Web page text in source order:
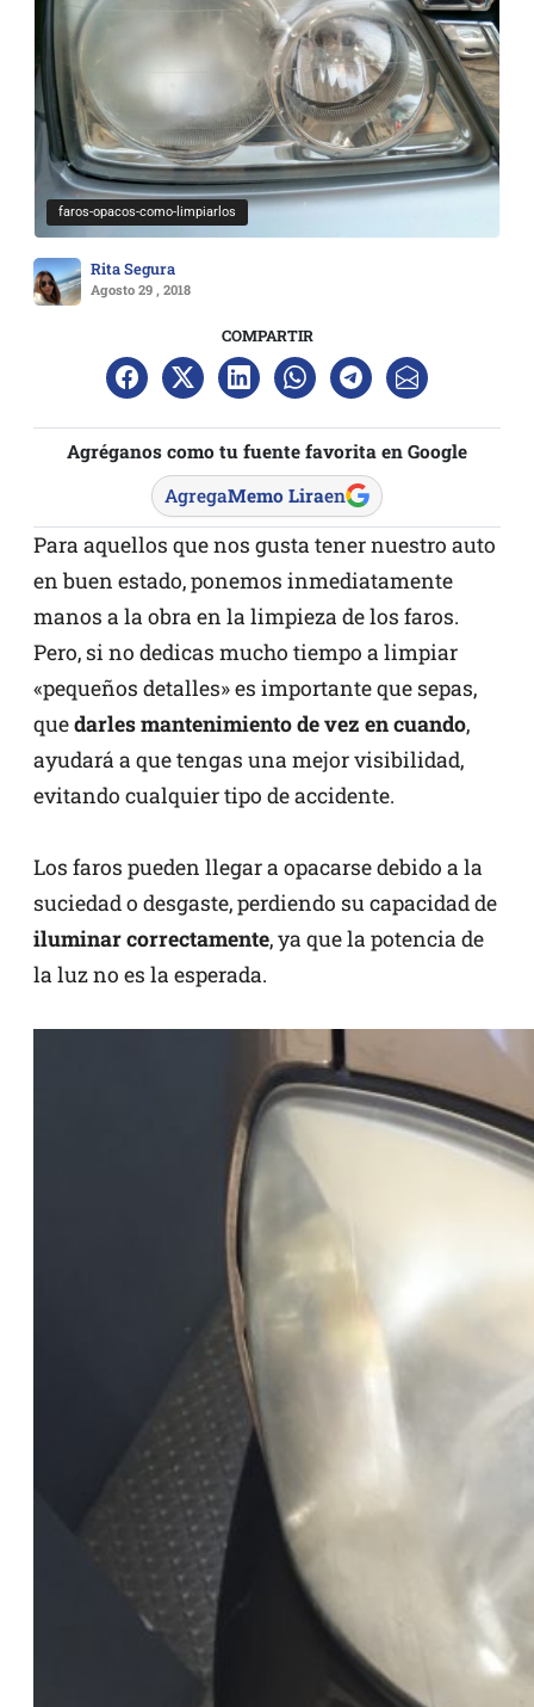
faros-opacos-como-limpiarlos
Rita Segura
Agosto 29 , 2018
COMPARTIR
Agréganos como tu fuente favorita en Google
AgregaMemo Liraen
Para aquellos que nos gusta tener nuestro auto
en buen estado, ponemos inmediatamente
manos a la obra en la limpieza de los faros.
Pero, si no dedicas mucho tiempo a limpiar
«pequeños detalles» es importante que sepas,
quedarles mantenimiento de vez en cuando,
ayudará a que tengas una mejor visibilidad,
evitando cualquier tipo de accidente.
Los faros pueden llegar a opacarse debido a la
suciedad o desgaste, perdiendo su capacidad de
iluminar correctamente, ya que la potencia de
la luz no es la esperada.